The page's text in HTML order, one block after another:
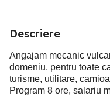
Descriere
Angajam mecanic
domeniu, pentru toate
turisme, utilitare,
Program 8 ore, salariu